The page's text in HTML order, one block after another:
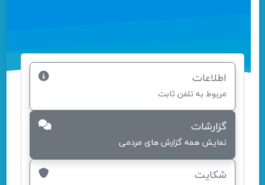
اطلاعات
مربوط به تلفن ثابت
گزارشات
نمایش همه گزارش های مردمی
شکایت